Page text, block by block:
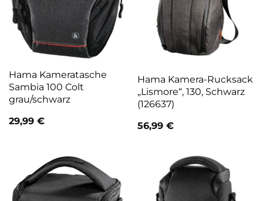
Hama Kameratasche
Sambia 100 Colt
grau/schwarz
29,99 €
Hama Kamera-Rucksack
„Lismore“, 130, Schwarz
(126637)
56,99 €